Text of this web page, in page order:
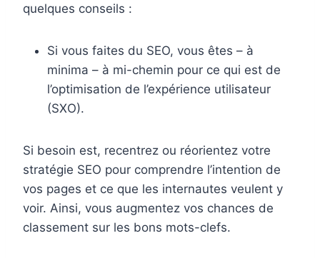
quelques conseils :
Si vous faites du SEO, vous êtes – à
minima – à mi-chemin pour ce qui est de
l’optimisation de l’expérience utilisateur
(SXO).
Si besoin est, recentrez ou réorientez votre
stratégie SEO pour comprendre l’intention de
vos pages et ce que les internautes veulent y
voir. Ainsi, vous augmentez vos chances de
classement sur les bons mots-clefs.